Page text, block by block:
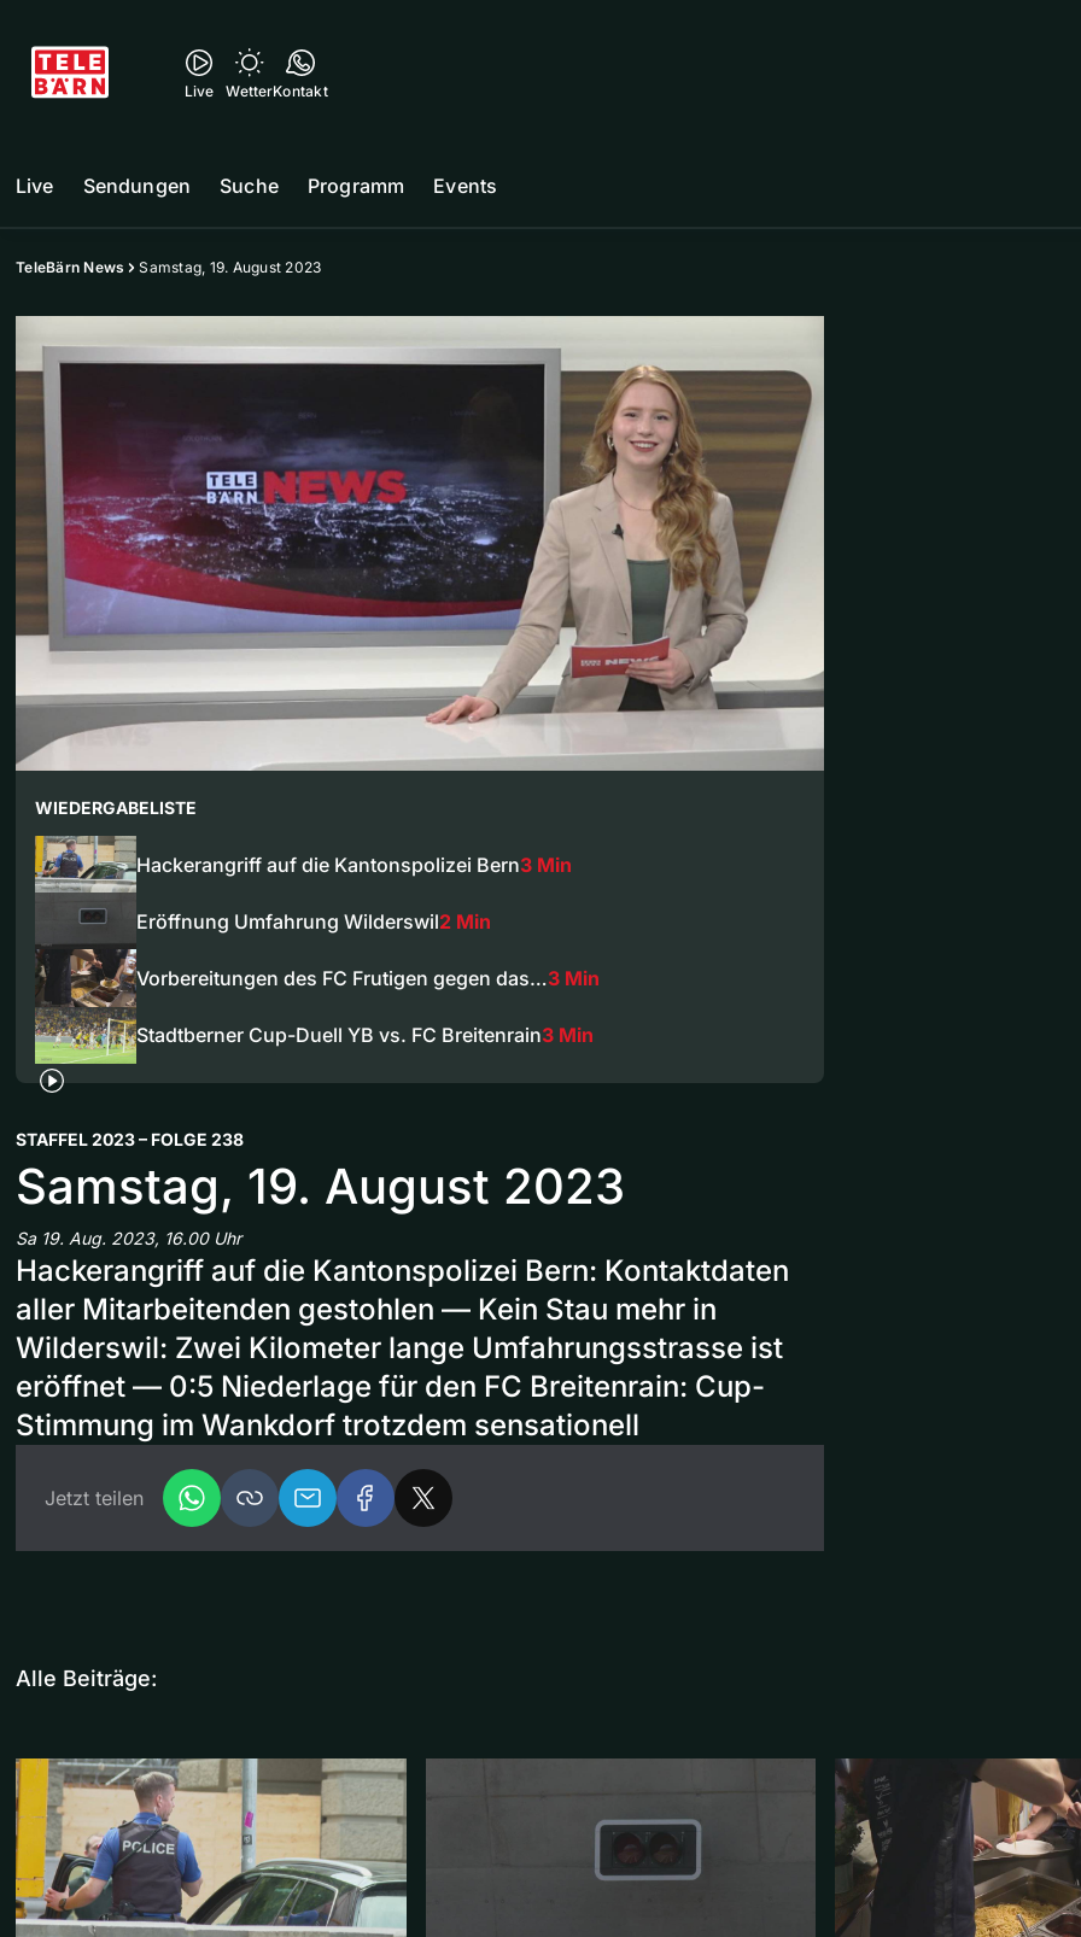
Live WetterKontakt
Live Sendungen Suche Programm Events
TeleBärn News Samstag, 19. August 2023
WIEDERGABELISTE
Hackerangriff auf die Kantonspolizei Bern3 Min
Eröffnung Umfahrung Wilderswil2 Min
Vorbereitungen des FC Frutigen gegen das…3 Min
Stadtberner Cup-Duell YB vs. FC Breitenrain3 Min
STAFFEL 2023 – FOLGE 238
Samstag, 19. August 2023
Sa 19. Aug. 2023, 16.00 Uhr
Hackerangriff auf die Kantonspolizei Bern: Kontaktdaten
aller Mitarbeitenden gestohlen — Kein Stau mehr in
Wilderswil: Zwei Kilometer lange Umfahrungsstrasse ist
eröffnet — 0:5 Niederlage für den FC Breitenrain: Cup-
Stimmung im Wankdorf trotzdem sensationell
Jetzt teilen
Alle Beiträge: